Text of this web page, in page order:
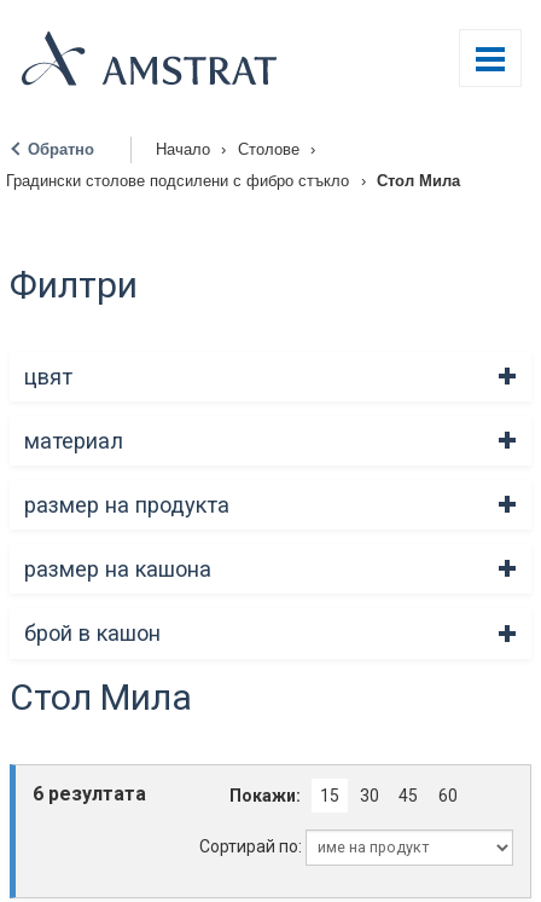
Обратно Начало › Столове
›
Градински столове подсилени с фибро стъкло
› Стол Мила
Филтри
цвят
материал
размер на продукта
размер на кашона
брой в кашон
Стол Мила
6 резултата Покажи: 15 30 45 60
Сортирай по: